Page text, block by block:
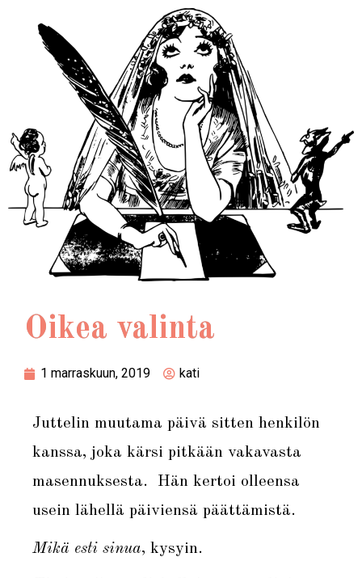
Oikea valinta
1 marraskuun, 2019 kati
Juttelin muutama päivä sitten henkilön
kanssa, joka kärsi pitkään vakavasta
masennuksesta. Hän kertoi olleensa
usein lähellä päiviensä päättämistä.
Mikä esti sinua, kysyin.